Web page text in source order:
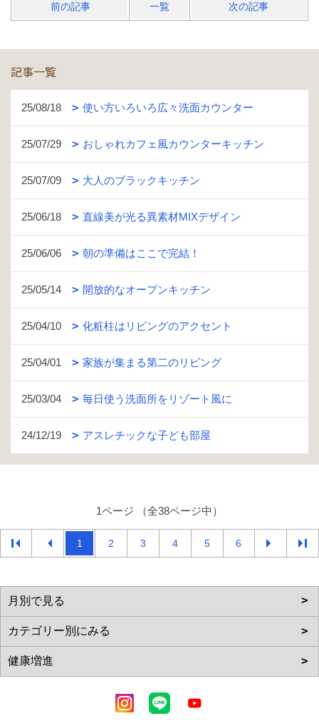
前の記事 一覧 次の記事
記事一覧
25/08/18 使い方いろいろ広々洗面カウンター
25/07/29 おしゃれカフェ風カウンターキッチン
25/07/09 大人のブラックキッチン
25/06/18 直線美が光る異素材MIXデザイン
25/06/06 朝の準備はここで完結！
25/05/14 開放的なオープンキッチン
25/04/10 化粧柱はリビングのアクセント
25/04/01 家族が集まる第二のリビング
25/03/04 毎日使う洗面所をリゾート風に
24/12/19 アスレチックな子ども部屋
1ページ （全38ページ中）
1 2 3 4 5 6